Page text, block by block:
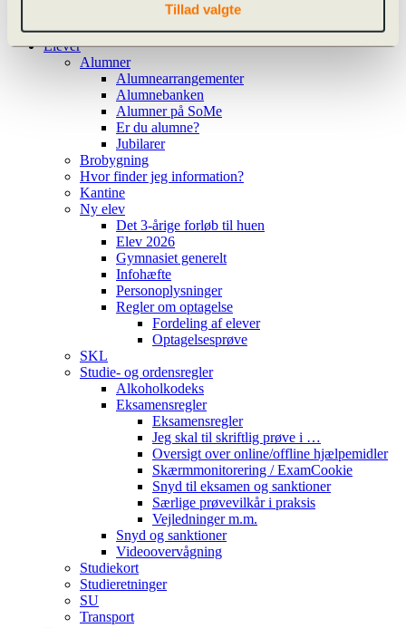
Tillad valgte
Ferieplan
Kalender
Elever
Alumner
Alumnearrangementer
Alumnebanken
Alumner på SoMe
Er du alumne?
Jubilarer
Brobygning
Hvor finder jeg information?
Kantine
Ny elev
Det 3-årige forløb til huen
Elev 2026
Gymnasiet generelt
Infohæfte
Personoplysninger
Regler om optagelse
Fordeling af elever
Optagelsesprøve
SKL
Studie- og ordensregler
Alkoholkodeks
Eksamensregler
Eksamensregler
Jeg skal til skriftlig prøve i …
Oversigt over online/offline hjælpemidler
Skærmmonitorering / ExamCookie
Snyd til eksamen og sanktioner
Særlige prøvevilkår i praksis
Vejledninger m.m.
Snyd og sanktioner
Videoovervågning
Studiekort
Studieretninger
SU
Transport